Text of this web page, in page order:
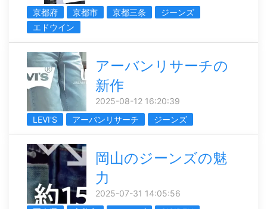
京都府
京都市 京都三条
ジーンズ
エドウイン
アーバンリサーチの
新作
2025-08-12 16:20:39
LEVI'S
アーバンリサーチ ジーンズ
岡山のジーンズの魅
力
2025-07-31 14:05:56